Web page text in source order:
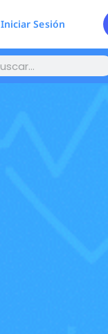
Iniciar Sesión